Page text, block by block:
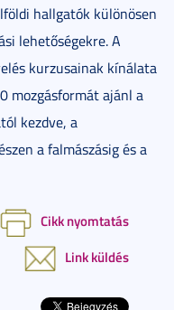
hallgatók különösen
lehetőségekre. A
kurzusainak kínálata
mozgásformát ajánl a
kezdve, a
a falmászásig és a
Cikk nyomtatás
Link küldés